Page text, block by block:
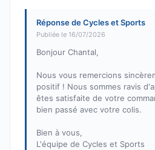
Réponse de Cycles et Sports
Publiée le 16/07/2026
Bonjour Chantal,
Nous vous remercions
positif ! Nous sommes ravis
êtes satisfaite de votre
bien passé avec votre colis.
Bien à vous,
L'équipe de Cycles et Sports